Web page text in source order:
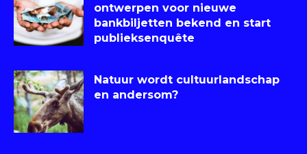
ontwerpen voor nieuwe
bankbiljetten bekend en start
publieksenquête
Natuur wordt cultuurlandschap
en andersom?